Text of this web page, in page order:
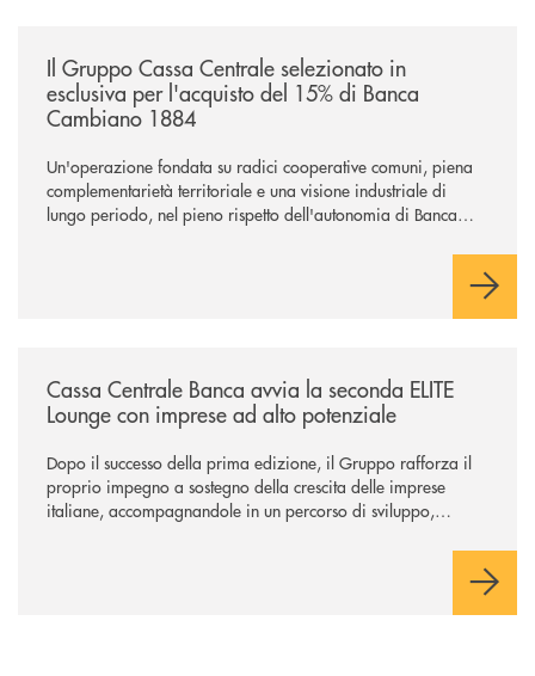
Il Gruppo Cassa Centrale selezionato in
esclusiva per l'acquisto del 15% di Banca
Cambiano 1884
Un'operazione fondata su radici cooperative comuni, piena
complementarietà territoriale e una visione industriale di
lungo periodo, nel pieno rispetto dell'autonomia di Banca
negoziazione esclusiva per la finalizzazione dell’operazione.
Cassa Centrale Banca avvia la seconda ELITE
Lounge con imprese ad alto potenziale
Dopo il successo della prima edizione, il Gruppo rafforza il
proprio impegno a sostegno della crescita delle imprese
italiane, accompagnandole in un percorso di sviluppo,